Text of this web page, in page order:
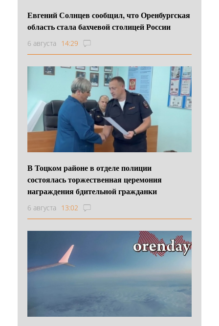
Евгений Солнцев сообщил, что Оренбургская
область стала бахчевой столицей России
6 августа 14:29
В Тоцком районе в отделе полиции
состоялась торжественная церемония
награждения бдительной гражданки
6 августа 13:02